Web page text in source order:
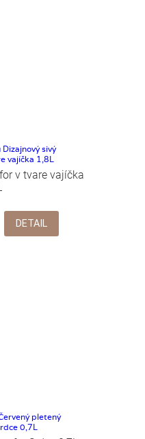
v tvare vajíčka
DETAIL